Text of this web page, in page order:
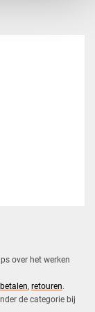
over het werken
betalen, retouren.​
de categorie bij